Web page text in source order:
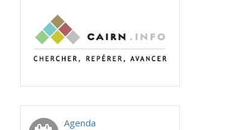
Agenda